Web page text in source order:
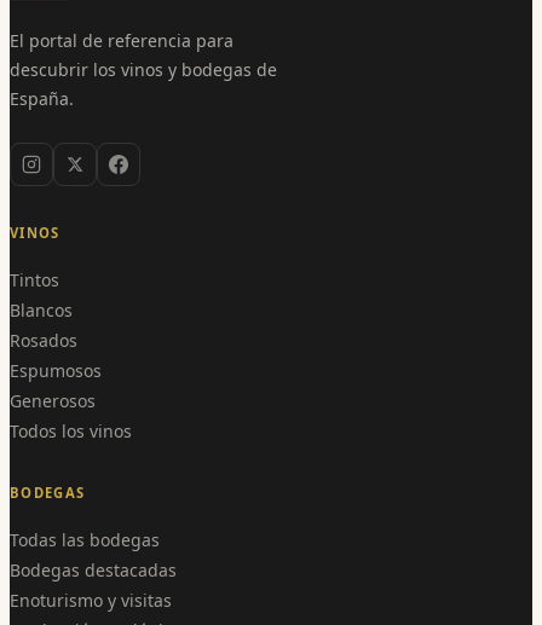
El portal de referencia para
descubrir los vinos y bodegas de
España.
VINOS
Tintos
Blancos
Rosados
Espumosos
Generosos
Todos los vinos
BODEGAS
Todas las bodegas
Bodegas destacadas
Enoturismo y visitas